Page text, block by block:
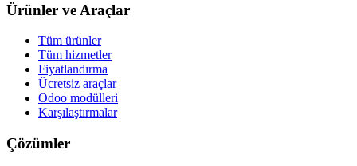
Ürünler ve Araçlar
Tüm ürünler
Tüm hizmetler
Fiyatlandırma
Ücretsiz araçlar
Odoo modülleri
Karşılaştırmalar
Çözümler